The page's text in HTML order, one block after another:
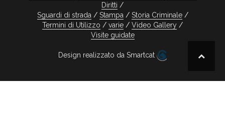
Diritti
Sguardi di strada
Stampa
Storia Criminale
Termini di Utilizzo
varie
Video Gallery
Visite guidate
Design realizzato da Smartcat